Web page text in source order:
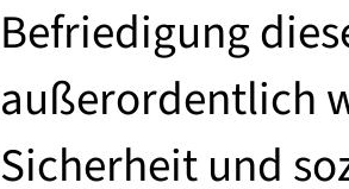
Befriedigung
außerordentlich
Sicherheit und